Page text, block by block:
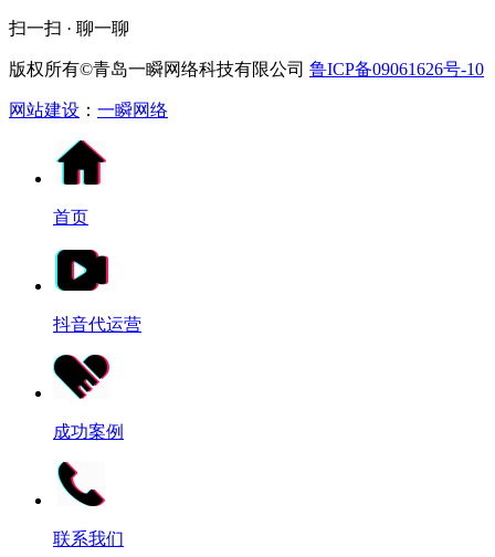
扫一扫 · 聊一聊
版权所有©青岛一瞬网络科技有限公司 鲁ICP备09061626号-10
网站建设 ： 一瞬网络
首页
抖音代运营
成功案例
联系我们